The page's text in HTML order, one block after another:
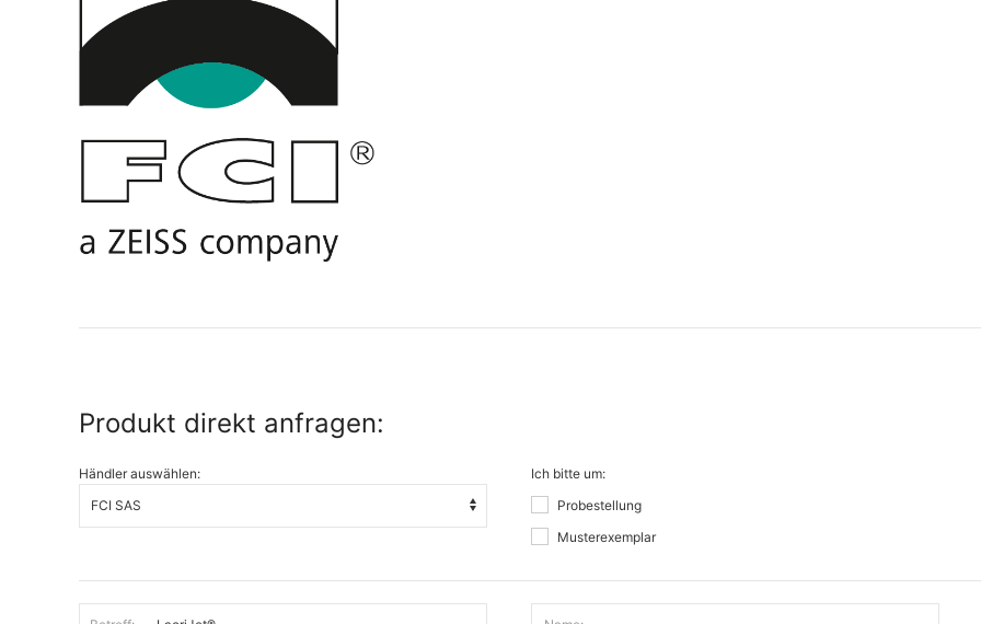
Produkt direkt anfragen:
Händler auswählen:
Ich bitte um:
Probestellung
Musterexemplar